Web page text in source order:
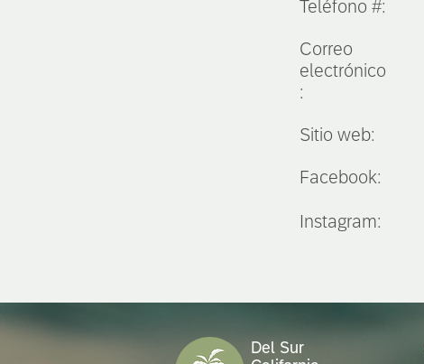
Teléfono #:
Correo
electrónico
:
Sitio web:
Facebook:
Instagram:
Del Sur